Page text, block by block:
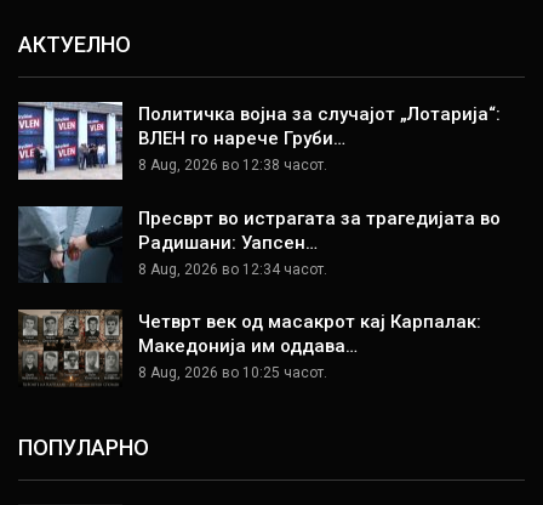
АКТУЕЛНО
Политичка војна за случајот „Лотарија“:
ВЛЕН го нарече Груби…
8 Aug, 2026 во 12:38 часот.
Пресврт во истрагата за трагедијата во
Радишани: Уапсен…
8 Aug, 2026 во 12:34 часот.
Четврт век од масакрот кај Карпалак:
Македонија им оддава…
8 Aug, 2026 во 10:25 часот.
ПОПУЛАРНО